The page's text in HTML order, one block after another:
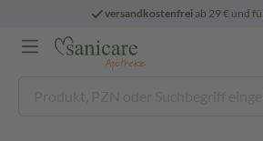
versandkostenfreiab 29 € und